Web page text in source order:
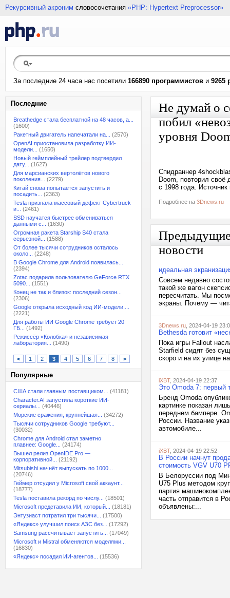
Рекурсивный акроним словосочетания «PHP: Hypertext Preprocessor»
За последние 24 часа нас посетили 166890 программистов и 9265
Последние
Breathedge стала бесплатной на 48 часов, а...
(1600)
Ракетный двигатель напечатали на...
(2570)
OpenAI приостановила разработку ИИ-
модели...
(1650)
Новый геймплейный трейлер подтвердил
дату...
(1627)
Для марсианских вертолётов нового
поколения...
(2279)
Китай снова попытается запустить и
посадить...
(2363)
Tesla признала массовый дефект Cybertruck
и...
(2461)
SSD научатся быстрее обмениваться
данными с...
(1630)
Огромная ракета Starship S40 стала
серьезной...
(1588)
От более тысячи сотрудников осталось
около...
(2248)
В Google Chrome для Android появилась...
(2394)
Zotac подарила пользователю GeForce RTX
5090...
(1551)
Конец не так и близок: последний сезон...
(2306)
Google открыла исходный код ИИ-модели,...
(2221)
Для работы ИИ Google Chrome требует 20
ГБ...
(1492)
Режиссёр «Колобка» и независимая
лаборатория...
(1490)
< 1 2 3 4 5 6 7 8 >
Популярные
США стали главным поставщиком...
(41181)
Character.AI запустила короткие ИИ-
сериалы...
(40446)
Морские сражения, крупнейшая...
(34272)
Тысячи сотрудников Google требуют...
(30032)
Chrome для Android стал заметно
плавнее: Google...
(24174)
Вышел релиз OpenIDE Pro —
корпоративной...
(21192)
Mitsubishi начнёт выпускать по 1000...
(20746)
Геймер отсудил у Microsoft свой аккаунт...
(18777)
Tesla поставила рекорд по числу...
(18501)
Microsoft представила ИИ, который...
(18181)
Энтузиаст потратил три тысячи...
(17500)
«Яндекс» улучшил поиск АЗС без...
(17292)
Samsung рассчитывает запустить...
(17049)
Microsoft и Mistral обменяются моделями...
(16830)
«Яндекс» посадил ИИ-агентов...
(15536)
Не думай о
побил
уровня
Спидраннер
Doom, повторил своё
с 1998 года.
Подробнее на 3Dnews.ru
новости
идеальная
Совсем недавно
такой же вагон
пересчитать. Мы
экраны. Почему —
3Dnews.ru , 2024-04-19
Bethesda готовит
Пока игры Fallout
Starfield сидят без
скоро и на их улице
iXBT, 2024-04-19 22:37
Это Omoda 7: первый
Бренд Omoda
картинке показан
переднем бампере.
России. Название
автомобиле...
iXBT, 2024-04-19 22:52
В России начнут
стоимость VGV U70
В Белоруссии под
U75 Plus методом
партия
часть отправится в
объявлены:...